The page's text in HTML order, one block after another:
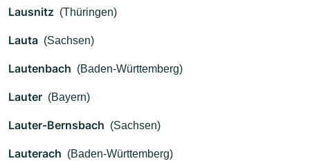
Lausnitz (Thüringen)
Lauta (Sachsen)
Lautenbach (Baden-Württemberg)
Lauter (Bayern)
Lauter-Bernsbach (Sachsen)
Lauterach (Baden-Württemberg)